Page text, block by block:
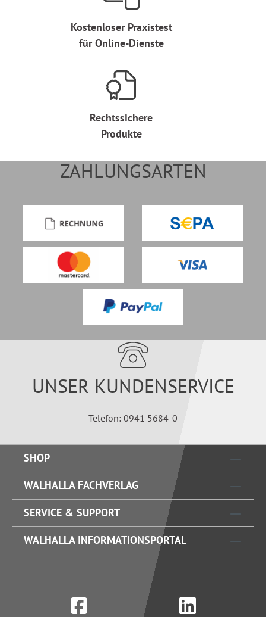
Kostenloser Praxistest
für Online-Dienste
Rechtssichere
Produkte
ZAHLUNGSARTEN
UNSER KUNDENSERVICE
Telefon: 0941 5684-0
SHOP
WALHALLA FACHVERLAG
SERVICE & SUPPORT
WALHALLA INFORMATIONSPORTAL